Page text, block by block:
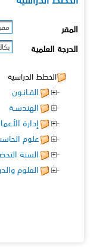
المقر
الدرجة العلمية
الخطط الدراسية
القـانـون
الهندسـة
إدارة
علوم
السنة
العلوم